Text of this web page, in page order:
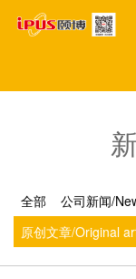
全部 公司新闻/
原创文章/Original